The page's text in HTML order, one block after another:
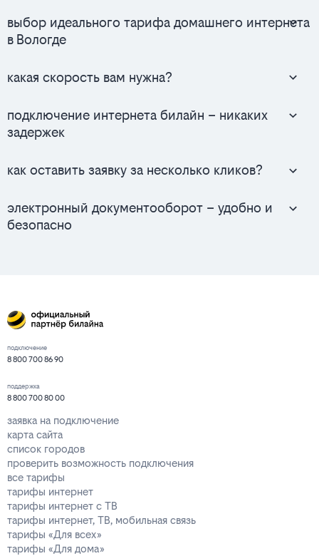
выбор идеального тарифа домашнего интернета
в Вологде
какая скорость вам нужна?
подключение интернета билайн – никаких
задержек
как оставить заявку за несколько кликов?
электронный документооборот – удобно и
безопасно
подключение
8 800 700 86 90
поддержка
8 800 700 80 00
заявка на подключение
карта сайта
список городов
проверить возможность подключения
все тарифы
тарифы интернет
тарифы интернет с ТВ
тарифы интернет, ТВ, мобильная связь
тарифы «Для всех»
тарифы «Для дома»